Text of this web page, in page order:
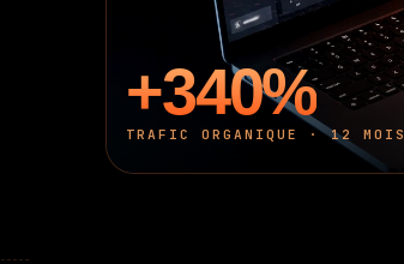
+340%
TRAFIC ORGANIQUE · 12 MOIS